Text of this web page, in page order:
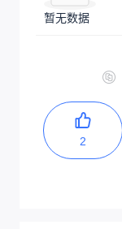
暂无数据
2